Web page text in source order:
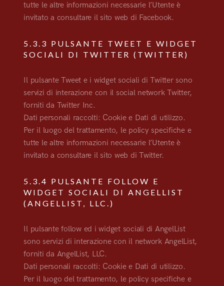
tutte le altre informazioni necessarie l’Utente è
invitato a consultare il sito web di Facebook.
5.3.3 PULSANTE TWEET E WIDGET
SOCIALI DI TWITTER (TWITTER)
Il pulsante Tweet e i widget sociali di Twitter sono
servizi di interazione con il social network Twitter,
forniti da Twitter Inc.
Dati personali raccolti: Cookie e Dati di utilizzo.
Per il luogo del trattamento, le policy specifiche e
tutte le altre informazioni necessarie l’Utente è
invitato a consultare il sito web di Twitter.
5.3.4 PULSANTE FOLLOW E
WIDGET SOCIALI DI ANGELLIST
(ANGELLIST, LLC.)
Il pulsante follow ed i widget sociali di AngelList
sono servizi di interazione con il network AngelList,
forniti da AngelList, LLC.
Dati personali raccolti: Cookie e Dati di utilizzo.
Per il luogo del trattamento, le policy specifiche e